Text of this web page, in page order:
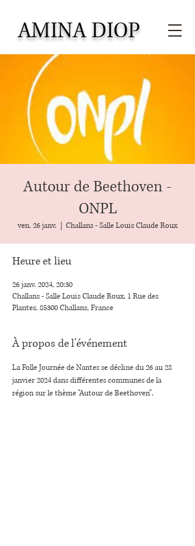
AMINA DIOP
Autour de Beethoven -
ONPL
ven. 26 janv. Challans - Salle Louis Claude Roux
Heure et lieu
26 janv. 2024, 20:30
Challans - Salle Louis Claude Roux, 1 Rue des
Plantes, 85300 Challans, France
À propos de l'événement
La Folle Journée de Nantes se décline du 26 au 28
janvier 2024 dans différentes communes de la
région sur le thème "Autour de Beethoven".